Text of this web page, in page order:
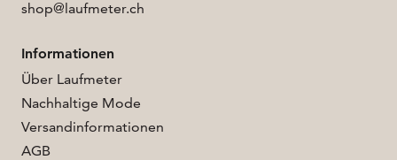
shop@laufmeter.ch
Informationen
Über Laufmeter
Nachhaltige Mode
Versandinformationen
AGB